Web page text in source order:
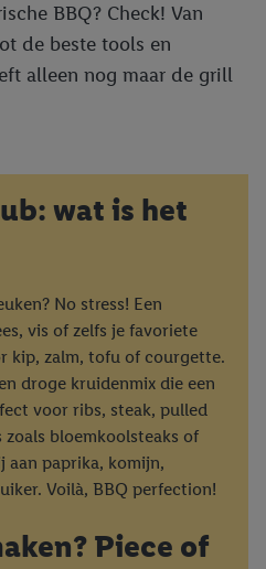
BBQ? Check! Van
de beste tools en
alleen nog maar de grill
wat is het
No stress! Een
vis of zelfs je favoriete
kip, zalm, tofu of courgette.
droge kruidenmix die een
voor ribs, steak, pulled
bloemkoolsteaks of
aan paprika, komijn,
Voilà, BBQ perfection!
Piece of